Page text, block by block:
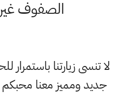
الصفوف غير
لا تنسى زيارتنا
جديد ومميز معنا